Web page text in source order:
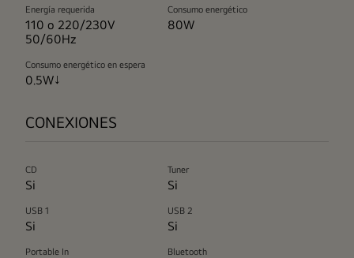
Energía requerida
110 o 220/230V
50/60Hz
Consumo energético
80W
Consumo energético en espera
0.5W↓
CONEXIONES
CD
Si
Tuner
Si
USB 1
Si
USB 2
Si
Portable In Bluetooth